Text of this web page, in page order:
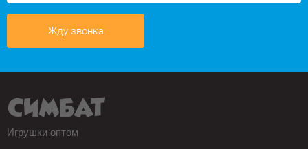
Жду звонка
Игрушки оптом